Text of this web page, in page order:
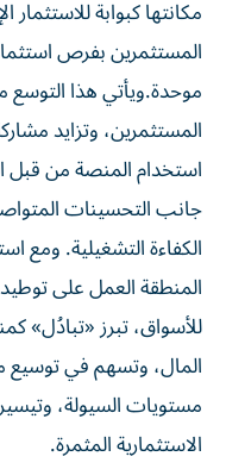
مكانتها كبوابة
المستثمرين بفرص
موحدة.ويأتي هذا
المستثمرين، وتزايد
استخدام المنصة من قبل
جانب التحسينات
الكفاءة التشغيلية. ومع
المنطقة العمل على توطيد
للأسواق، تبرز «تبادُل»
المال، وتسهم في توسيع
مستويات السيولة،
الاستثمارية المثمرة.